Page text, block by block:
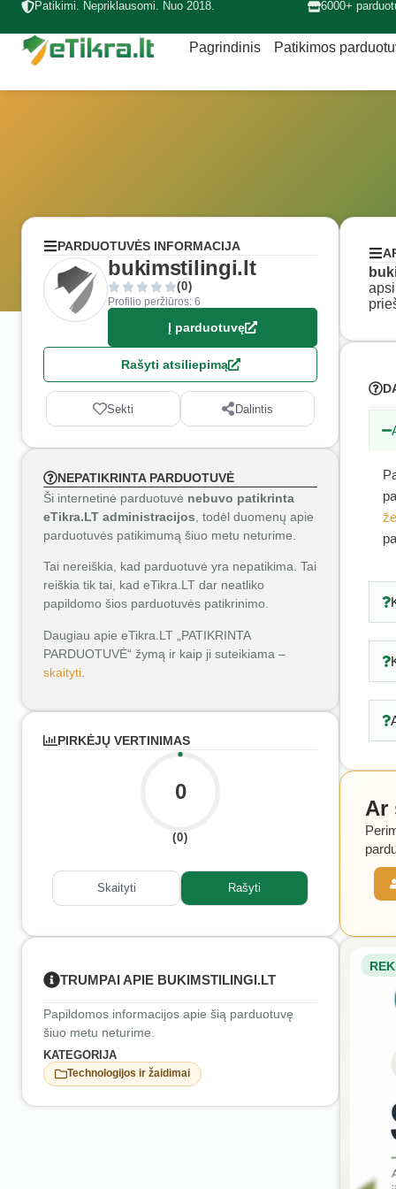
Patikimi. Nepriklausomi. Nuo 2018. 6000+
Pagrindinis Patikimos
PARDUOTUVĖS INFORMACIJA
bukimstilingi.lt
(0)
Profilio peržiūros: 6
Į parduotuvę
Rašyti atsiliepimą
Sekti Dalintis
NEPATIKRINTA PARDUOTUVĖ
Ši internetinė parduotuvė nebuvo patikrinta
eTikra.LT administracijos , todėl duomenų apie
parduotuvės patikimumą šiuo metu neturime.
Tai nereiškia, kad parduotuvė yra nepatikima. Tai
reiškia tik tai, kad eTikra.LT dar neatliko
papildomo šios parduotuvės patikrinimo.
Daugiau apie eTikra.LT „PATIKRINTA
PARDUOTUVĖ“ žymą ir kaip ji suteikiama –
skaityti
PIRKĖJŲ VERTINIMAS
0
(0)
Skaityti Rašyti
TRUMPAI APIE BUKIMSTILINGI.LT
Papildomos informacijos apie šią parduotuvę
šiuo metu neturime.
KATEGORIJA
Technologijos ir žaidimai
Ar